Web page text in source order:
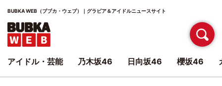
BUBKA WEB（ブブカ・ウェブ）｜グラビア＆アイドルニュースサイト
アイドル・芸能 乃木坂46 日向坂46 櫻坂46